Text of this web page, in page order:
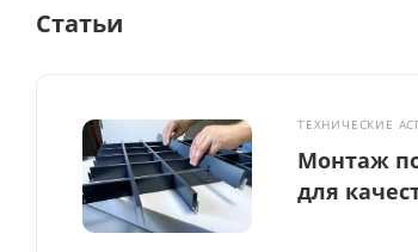
Статьи
ТЕХНИЧЕСКИЕ
Монтаж
для